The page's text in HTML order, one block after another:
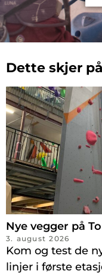
Dette skjer
Nye vegger på
3. august 2026
Kom og test de
linjer i første